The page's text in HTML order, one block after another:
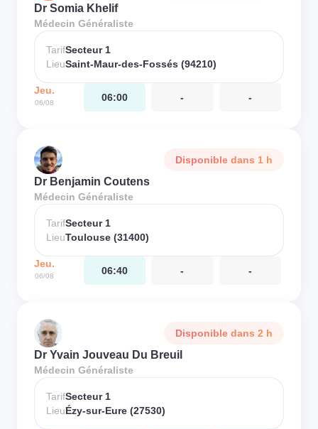
Dr Somia Khelif
Médecin Généraliste
TarifSecteur 1
LieuSaint-Maur-des-Fossés (94210)
Jeu.
06/08 06:00 - -
Disponible dans 1 h
Dr Benjamin Coutens
Médecin Généraliste
TarifSecteur 1
LieuToulouse (31400)
Jeu.
06/08 06:40 - -
Disponible dans 2 h
Dr Yvain Jouveau Du Breuil
Médecin Généraliste
TarifSecteur 1
LieuÉzy-sur-Eure (27530)